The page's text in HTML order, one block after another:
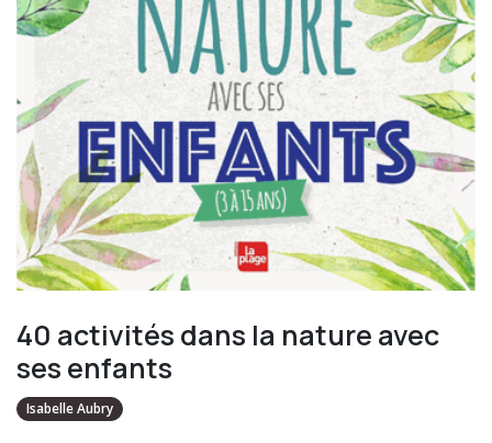
40 activités dans la nature avec
ses enfants
Isabelle Aubry